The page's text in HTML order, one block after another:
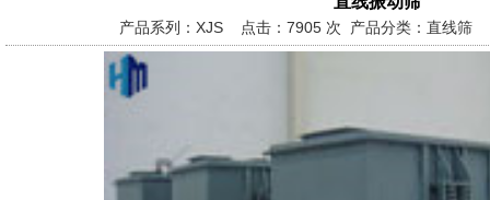
产品系列：XJS 点击： 7905 次 产品分类：直线筛